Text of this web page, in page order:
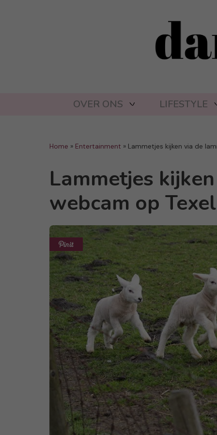
OVER ONS LIFESTYLE
Home » Entertainment » Lammetjes kijken via de
Lammetjes
webcam op Texel